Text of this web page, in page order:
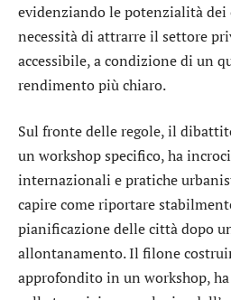
evidenziando le potenzialità
necessità di attrarre il settore
accessibile, a condizione di un
rendimento più chiaro.
Sul fronte delle regole, il
un workshop specifico, ha
internazionali e pratiche
capire come riportare
pianificazione delle città dopo
allontanamento. Il filone
approfondito in un workshop,